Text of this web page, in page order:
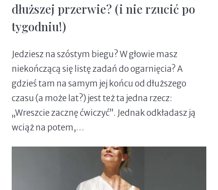
dłuższej przerwie? (i nie rzucić po
tygodniu!)
Jedziesz na szóstym biegu? W głowie masz
niekończącą się listę zadań do ogarnięcia? A
gdzieś tam na samym jej końcu od dłuższego
czasu (a może lat?) jest też ta jedna rzecz:
„Wreszcie zacznę ćwiczyć”. Jednak odkładasz ją
wciąż na potem,…